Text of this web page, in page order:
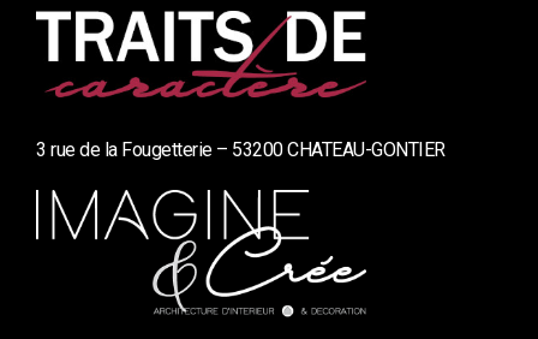
3 rue de la Fougetterie – 53200 CHATEAU-GONTIER